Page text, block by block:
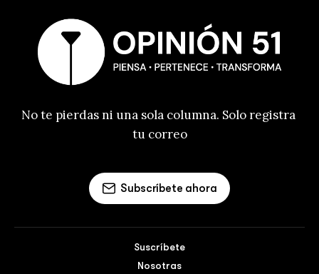
No te pierdas ni una sola columna. Solo registra
tu correo
Subscríbete ahora
Suscríbete
Nosotras